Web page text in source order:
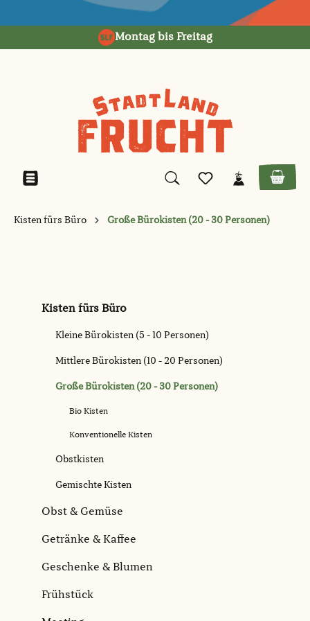
Montag bis Freitag
Kisten fürs Büro Große Bürokisten (20 - 30 Personen)
Kisten fürs Büro
Kleine Bürokisten (5 - 10 Personen)
Mittlere Bürokisten (10 - 20 Personen)
Große Bürokisten (20 - 30 Personen)
Bio Kisten
Konventionelle Kisten
Obstkisten
Gemischte Kisten
Obst & Gemüse
Getränke & Kaffee
Geschenke & Blumen
Frühstück